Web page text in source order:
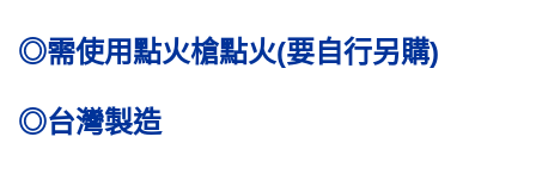
◎需使用點火槍點火(要自行另購)
◎台灣製造